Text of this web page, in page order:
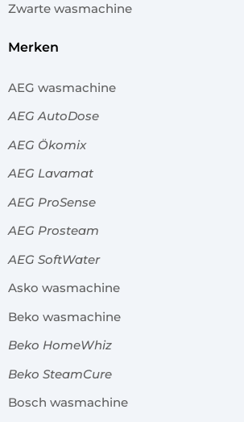
Zwarte wasmachine
merken
AEG wasmachine
AEG AutoDose
AEG Ökomix
AEG Lavamat
AEG ProSense
AEG Prosteam
AEG SoftWater
Asko wasmachine
Beko wasmachine
Beko HomeWhiz
Beko SteamCure
Bosch wasmachine